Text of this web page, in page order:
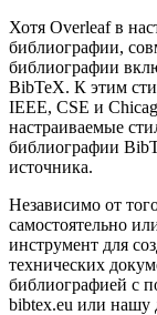
Хотя Overleaf в
библиографии,
библиографии
BibTeX. К этим
IEEE, CSE и
настраиваемые
библиографии
источника.
Независимо от
самостоятельно
инструмент для
технических
библиографией с
bibtex.eu или нашу